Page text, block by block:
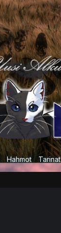
Hahmot Tarinat